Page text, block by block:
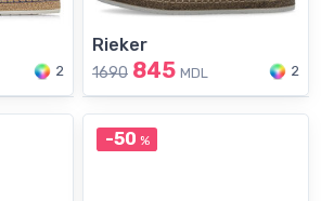
2
Rieker
1690 845 MDL 2
-50 %